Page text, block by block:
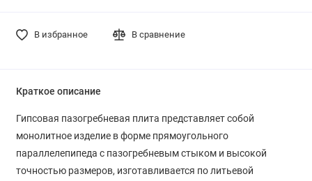
В избранное В сравнение
Краткое описание
Гипсовая пазогребневая плита представляет собой
монолитное изделие в форме прямоугольного
параллелепипеда с пазогребневым стыком и высокой
точностью размеров, изготавливается по литьевой